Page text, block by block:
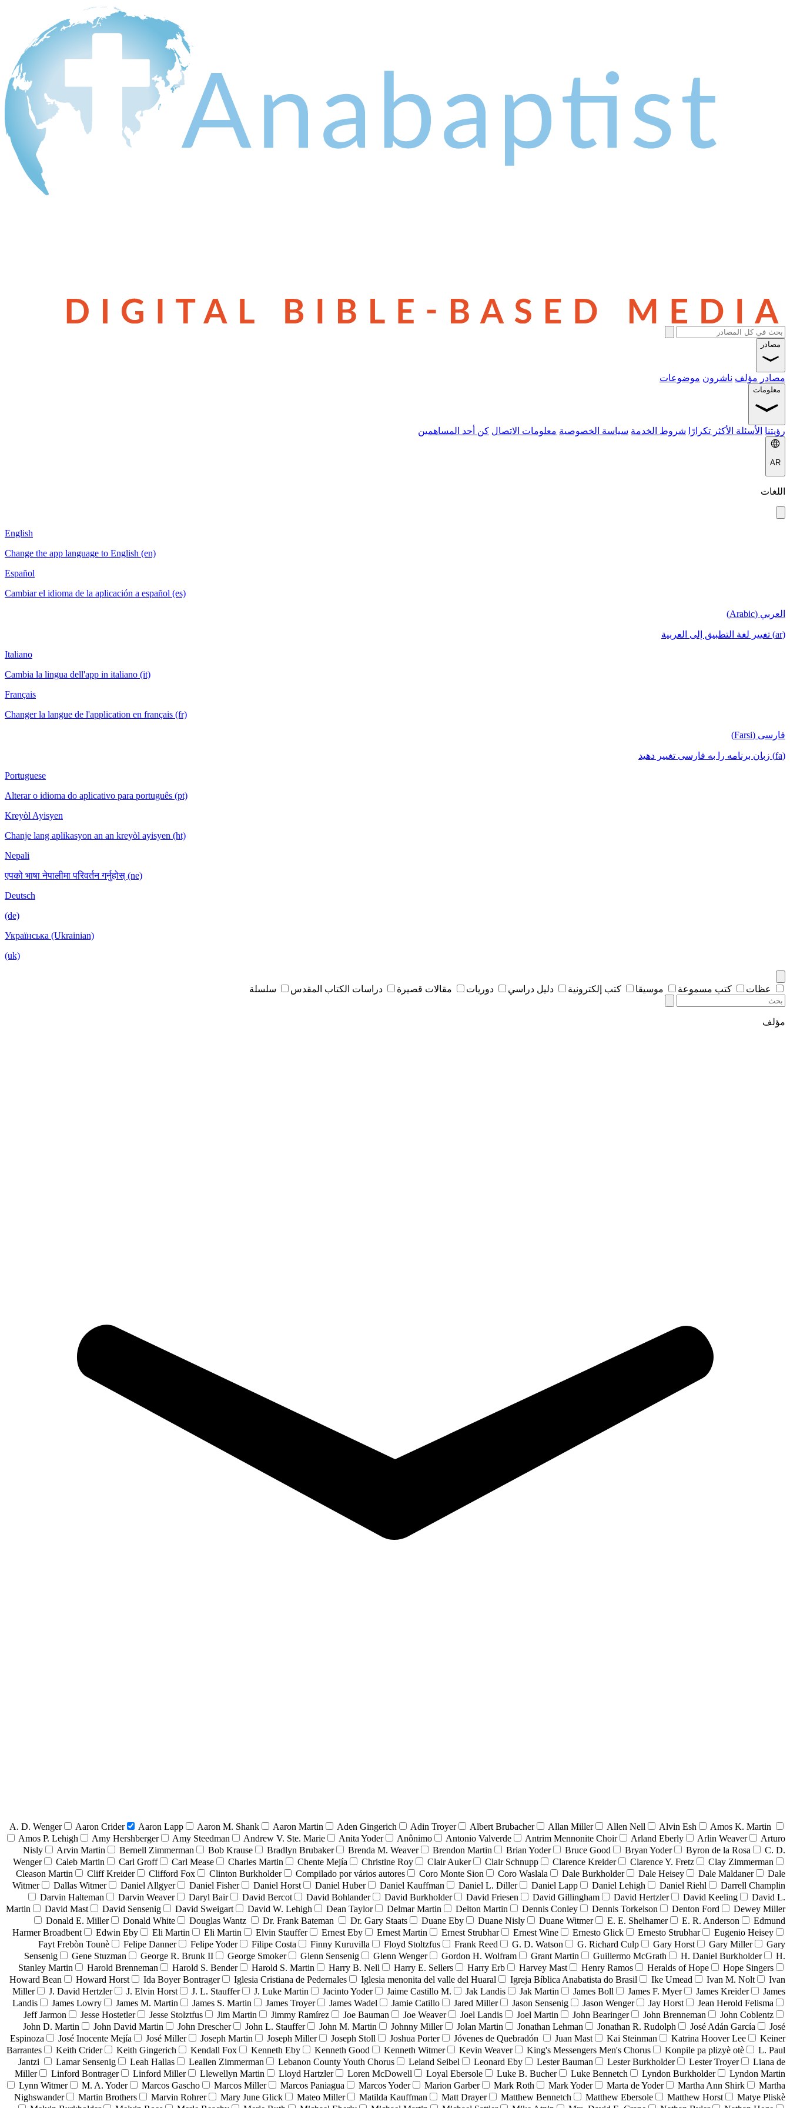
مصادر
مصادر مؤلف ناشرون موضوعات
معلومات
رؤيتنا الأسئلة الأكثر تكرارًا شروط الخدمة سياسة الخصوصية معلومات الاتصال كن أحد المساهمين
AR
اللغات
English
Change the app language to English (en)
Español
Cambiar el idioma de la aplicación a español (es)
العربي (Arabic)
(ar) تغيير لغة التطبيق إلى العربية
Italiano
Cambia la lingua dell'app in italiano (it)
Français
Changer la langue de l'application en français (fr)
فارسی (Farsi)
(fa) زبان برنامه را به فارسی تغییر دهید
Portuguese
Alterar o idioma do aplicativo para português (pt)
Kreyòl Ayisyen
Chanje lang aplikasyon an an kreyòl ayisyen (ht)
Nepali
एपको भाषा नेपालीमा परिवर्तन गर्नुहोस् (ne)
Deutsch
(de)
Українська (Ukrainian)
(uk)
عظات كتب مسموعة موسيقا كتب إلكترونية دليل دراسي دوريات مقالات قصيرة دراسات الكتاب المقدس سلسلة
مؤلف
A. D. Wenger Aaron Crider Aaron Lapp Aaron M. Shank Aaron Martin Aden Gingerich Adin Troyer Albert Brubacher Allan Miller Allen Nell Alvin Esh
Amos K. Martin
Amos P. Lehigh
Amy Hershberger Amy Steedman Andrew V. Ste. Marie Anita Yoder Anônimo Antonio Valverde Antrim Mennonite Choir Arland Eberly Arlin Weaver
Arturo
Nisly
Arvin Martin Bernell Zimmerman Bob Krause Bradlyn Brubaker Brenda M. Weaver Brendon Martin Brian Yoder Bruce Good Bryan Yoder Byron de la Rosa
C. D.
Wenger
Caleb Martin Carl Groff Carl Mease Charles Martin Chente Mejía Christine Roy Clair Auker Clair Schnupp Clarence Kreider Clarence Y. Fretz
Clay Zimmerman
Cleason Martin
Cliff Kreider Clifford Fox Clinton Burkholder Compilado por vários autores Coro Monte Sion Coro Waslala Dale Burkholder Dale Heisey Dale Maldaner
Dale
Witmer
Dallas Witmer Daniel Allgyer Daniel Fisher Daniel Horst Daniel Huber Daniel Kauffman Daniel L. Diller Daniel Lapp Daniel Lehigh Daniel Riehl
Darrell Champlin
Darvin Halteman
Darvin Weaver Daryl Bair David Bercot David Bohlander David Burkholder David Friesen David Gillingham David Hertzler David Keeling
David L.
Martin
David Mast David Sensenig David Sweigart David W. Lehigh Dean Taylor Delmar Martin Delton Martin Dennis Conley Dennis Torkelson Denton Ford
Dewey Miller
Donald E. Miller
Donald White Douglas Wantz Dr. Frank Bateman Dr. Gary Staats Duane Eby Duane Nisly Duane Witmer E. E. Shelhamer E. R. Anderson
Edmund
Harmer Broadbent
Edwin Eby Eli Martin Eli Martin Elvin Stauffer Ernest Eby Ernest Martin Ernest Strubhar Ernest Wine Ernesto Glick Ernesto Strubhar
Eugenio Heisey
Fayt Frebòn Tounè
Felipe Danner Felipe Yoder Filipe Costa Finny Kuruvilla Floyd Stoltzfus Frank Reed G. D. Watson G. Richard Culp Gary Horst Gary Miller
Gary
Sensenig
Gene Stuzman George R. Brunk II George Smoker Glenn Sensenig Glenn Wenger Gordon H. Wolfram Grant Martin Guillermo McGrath H. Daniel Burkholder
H.
Stanley Martin
Harold Brenneman Harold S. Bender Harold S. Martin Harry B. Nell Harry E. Sellers Harry Erb Harvey Mast Henry Ramos Heralds of Hope
Hope Singers
Howard Bean
Howard Horst Ida Boyer Bontrager Iglesia Cristiana de Pedernales Iglesia menonita del valle del Huaral Igreja Bíblica Anabatista do Brasil Ike Umead Ivan M. Nolt
Ivan
Miller
J. David Hertzler J. Elvin Horst J. L. Stauffer J. Luke Martin Jacinto Yoder Jaime Castillo M. Jak Landis Jak Martin James Boll James F. Myer James Kreider
James
Landis
James Lowry James M. Martin James S. Martin James Troyer James Wadel Jamie Catillo Jared Miller Jason Sensenig Jason Wenger Jay Horst
Jean Herold Felisma
Jeff Jarmon
Jesse Hostetler Jesse Stolztfus Jim Martin Jimmy Ramírez Joe Bauman Joe Weaver Joel Landis Joel Martin John Bearinger John Brenneman
John Coblentz
John D. Martin
John David Martin John Drescher John L. Stauffer John M. Martin Johnny Miller Jolan Martin Jonathan Lehman Jonathan R. Rudolph José Adán García
José
Espinoza
José Inocente Mejía José Miller Joseph Martin Joseph Miller Joseph Stoll Joshua Porter Jóvenes de Quebradón Juan Mast Kai Steinman Katrina Hoover Lee
Keiner
Barrantes
Keith Crider Keith Gingerich Kendall Fox Kenneth Eby Kenneth Good Kenneth Witmer Kevin Weaver King's Messengers Men's Chorus Konpile pa plizyè otè
L. Paul
Jantzi
Lamar Sensenig Leah Hallas Leallen Zimmerman Lebanon County Youth Chorus Leland Seibel Leonard Eby Lester Bauman Lester Burkholder Lester Troyer
Liana de
Miller
Linford Bontrager Linford Miller Llewellyn Martin Lloyd Hartzler Loren McDowell Loyal Ebersole Luke B. Bucher Luke Bennetch Lyndon Burkholder
Lyndon Martin
Lynn Witmer
M. A. Yoder Marcos Gascho Marcos Miller Marcos Paniagua Marcos Yoder Marion Garber Mark Roth Mark Yoder Marta de Yoder Martha Ann Shirk
Martha
Nighswander
Martin Brothers Marvin Rohrer Mary June Glick Mateo Miller Matilda Kauffman Matt Drayer Matthew Bennetch Matthew Ebersole Matthew Horst
Matye Pliskè